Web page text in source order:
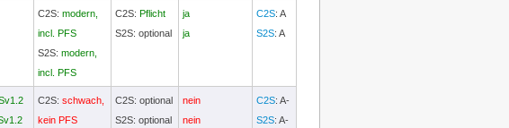
C2S: modern,
incl. PFS
S2S: modern,
incl. PFS
C2S: Pflicht
S2S: optional
ja
ja
C2S: A
S2S: A
C2S: schwach,
kein PFS
C2S: optional
S2S: optional
nein
nein
C2S: A-
S2S: A-